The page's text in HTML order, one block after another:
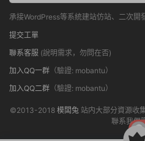
承接WordPress等系統建站仿站、二次開
提交工單
聯系客服 (說明需求，勿問在否)
加入QQ一群 （驗證: mobantu）
加入QQ二群 （驗證: mobantu）
©2013-2018 模闆兔 站内大部分資源收
聯系我們